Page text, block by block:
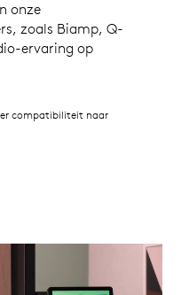
onze
zoals Biamp, Q-
ervaring op
compatibiliteit naar